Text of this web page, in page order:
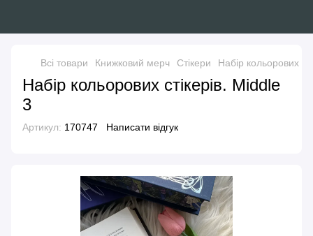
Всі товари Книжковий мерч Стікери Набір кольорових
Набір кольорових стікерів. Middle
3
Артикул: 170747 Написати відгук